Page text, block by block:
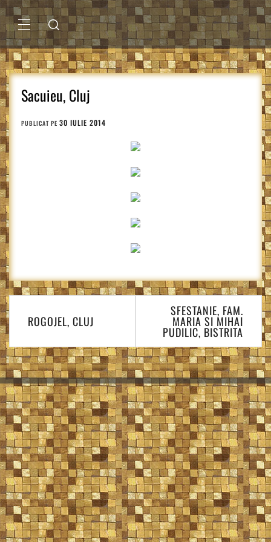
Sari
la
conținutMENIU
PRINCIPAL
Sacuieu, Cluj
PUBLICAT PE 30 IULIE 2014
Navigare
în
articole
ROGOJEL, CLUJ
SFESTANIE, FAM.
MARIA SI MIHAI
PUDILIC, BISTRITA